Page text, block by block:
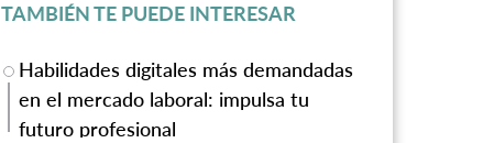
TAMBIÉN TE PUEDE INTERESAR
Habilidades digitales más demandadas
en el mercado laboral: impulsa tu
futuro profesional